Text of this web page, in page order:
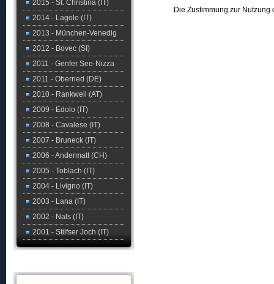
2015 - St. Christina (IT)
2014 - Lagolo (IT)
2013 - München-Venedig
2012 - Bovec (SI)
2011 - Genfer See-Nizza
2011 - Oberried (DE)
2010 - Rankweil (AT)
2009 - Edolo (IT)
2008 - Cavalese (IT)
2007 - Bruneck (IT)
2006 - Andermatt (CH)
2005 - Toblach (IT)
2004 - Livigno (IT)
2003 - Lana (IT)
2002 - Nals (IT)
2001 - Stilfser Joch (IT)
Die Zustimmung zur